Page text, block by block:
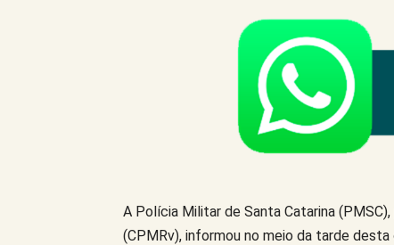
A Polícia Militar de Santa Catarina
(CPMRv), informou no meio da tarde